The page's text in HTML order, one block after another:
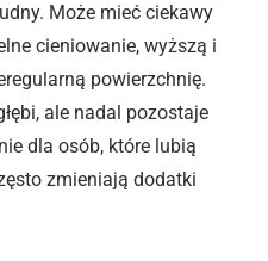
Może mieć ciekawy
cieniowanie, wyższą i
powierzchnię.
ale nadal pozostaje
dla osób, które lubią
zmieniają dodatki